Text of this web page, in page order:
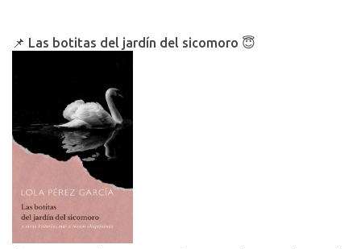
📌 Las botitas del jardín del sicomoro 😇